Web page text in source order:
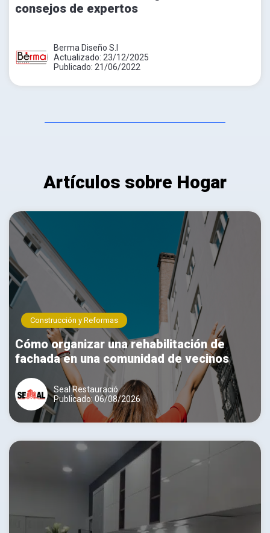
consejos de expertos
Berma Diseño S.l
Actualizado: 23/12/2025
Publicado: 21/06/2022
Artículos sobre Hogar
Construcción y Reformas
Cómo organizar una rehabilitación de
fachada en una comunidad de vecinos
Seal Restauració
Publicado: 06/08/2026